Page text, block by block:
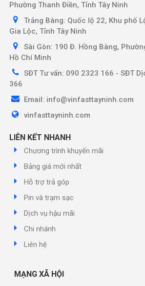
Phường Thanh Điền, Tỉnh Tây Ninh
Trảng Bàng: Quốc lộ 22, Khu phố
Gia Lộc, Tỉnh Tây Ninh
Sài Gòn: 190 Đ. Hồng Bàng,
Hồ Chí Minh
SĐT Tư vấn: 090 2323 166 - SĐT
366
Email: info@vinfasttayninh.com
vinfasttayninh.com
LIÊN KẾT NHANH
Chương trình khuyến mãi
Bảng giá mới nhất
Hỗ trợ trả góp
Pin và trạm sạc
Dịch vụ hậu mãi
Chi nhánh
Liên hệ
MẠNG XÃ HỘI